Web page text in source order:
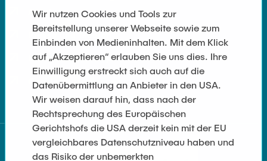
Anfahrt
Presse und Medien
Merchandise-Shop
Cookie-Einstellungen
Wir nutzen Cookies und Tools zur
Bereitstellung unserer Webseite sowie zum
Einbinden von Medieninhalten. Mit dem Klick
auf „Akzeptieren“ erlauben Sie uns dies. Ihre
Einwilligung erstreckt sich auch auf die
Datenübermittlung an Anbieter in den USA.
Wir weisen darauf hin, dass nach der
Rechtsprechung des Europäischen
Gerichtshofs die USA derzeit kein mit der EU
vergleichbares Datenschutzniveau haben und
das Risiko der unbemerkten